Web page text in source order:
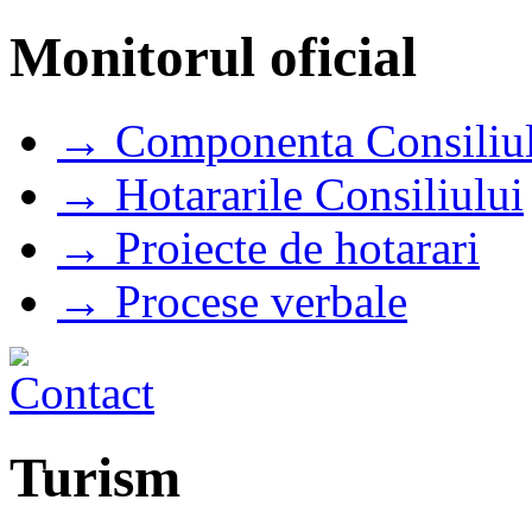
Monitorul oficial
→ Componenta
→ Hotararile Consiliului
→ Proiecte de hotarari
→ Procese verbale
Turism